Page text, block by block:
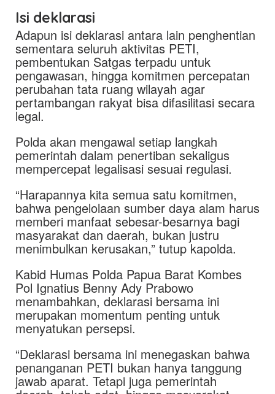
Isi deklarasi
Adapun isi deklarasi antara lain penghentian
sementara seluruh aktivitas PETI,
pembentukan Satgas terpadu untuk
pengawasan, hingga komitmen percepatan
perubahan tata ruang wilayah agar
pertambangan rakyat bisa difasilitasi secara
legal.
Polda akan mengawal setiap langkah
pemerintah dalam penertiban sekaligus
mempercepat legalisasi sesuai regulasi.
“Harapannya kita semua satu komitmen,
bahwa pengelolaan sumber daya alam harus
memberi manfaat sebesar-besarnya bagi
masyarakat dan daerah, bukan justru
menimbulkan kerusakan,” tutup kapolda.
Kabid Humas Polda Papua Barat Kombes
Pol Ignatius Benny Ady Prabowo
menambahkan, deklarasi bersama ini
merupakan momentum penting untuk
menyatukan persepsi.
“Deklarasi bersama ini menegaskan bahwa
penanganan PETI bukan hanya tanggung
jawab aparat. Tetapi juga pemerintah